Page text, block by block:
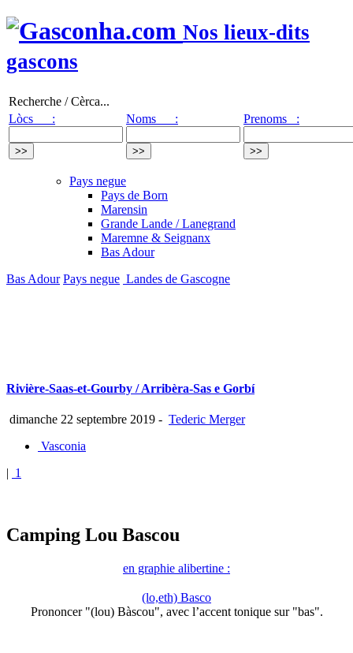
Nos lieux-dits
gascons
Recherche / Cèrca...
Lòcs :
Noms : Prenoms :
Pays negue
Pays de Born
Marensin
Grande Lande / Lanegrand
Maremne & Seignanx
Bas Adour
Bas Adour Pays negue Landes de Gascogne
Rivière-Saas-et-Gourby / Arribèra-Sas e Gorbí
dimanche 22 septembre 2019 - Tederic Merger
Vasconia
| 1
Camping Lou Bascou
en graphie alibertine :
(lo,eth) Basco
Prononcer "(lou) Bàscou", avec l’accent tonique sur "bas".